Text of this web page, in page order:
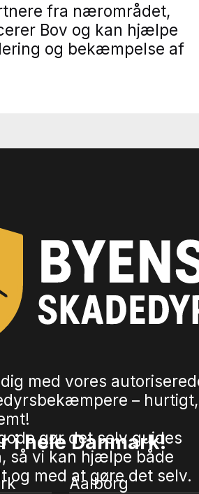
fra nærområdet,
Bov og kan hjælpe
og bekæmpelse af
med vores
– hurtigt,
gør det selv guides
så vi kan hjælpe både
og med at gøre det selv.
i hele Danmark!
Aalborg